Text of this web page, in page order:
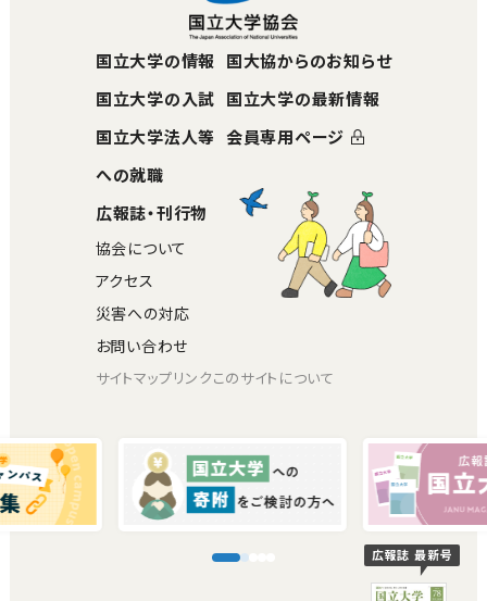
広報誌 最新号
国立大学の情報
国立大学の入試
国立大学法人等
への就職
広報誌・刊行物
国大協からのお知らせ
国立大学の最新情報
会員専用ページ
協会について
アクセス
災害への対応
お問い合わせ
サイトマップリンクこのサイトについて